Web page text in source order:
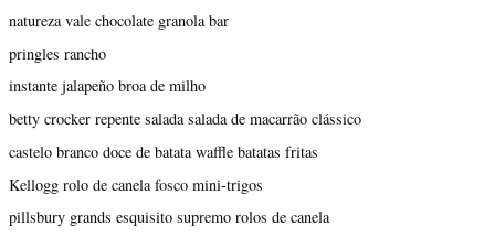
natureza vale chocolate granola bar
pringles rancho
instante jalapeño broa de milho
betty crocker repente salada salada de macarrão clássico
castelo branco doce de batata waffle batatas fritas
Kellogg rolo de canela fosco mini-trigos
pillsbury grands esquisito supremo rolos de canela